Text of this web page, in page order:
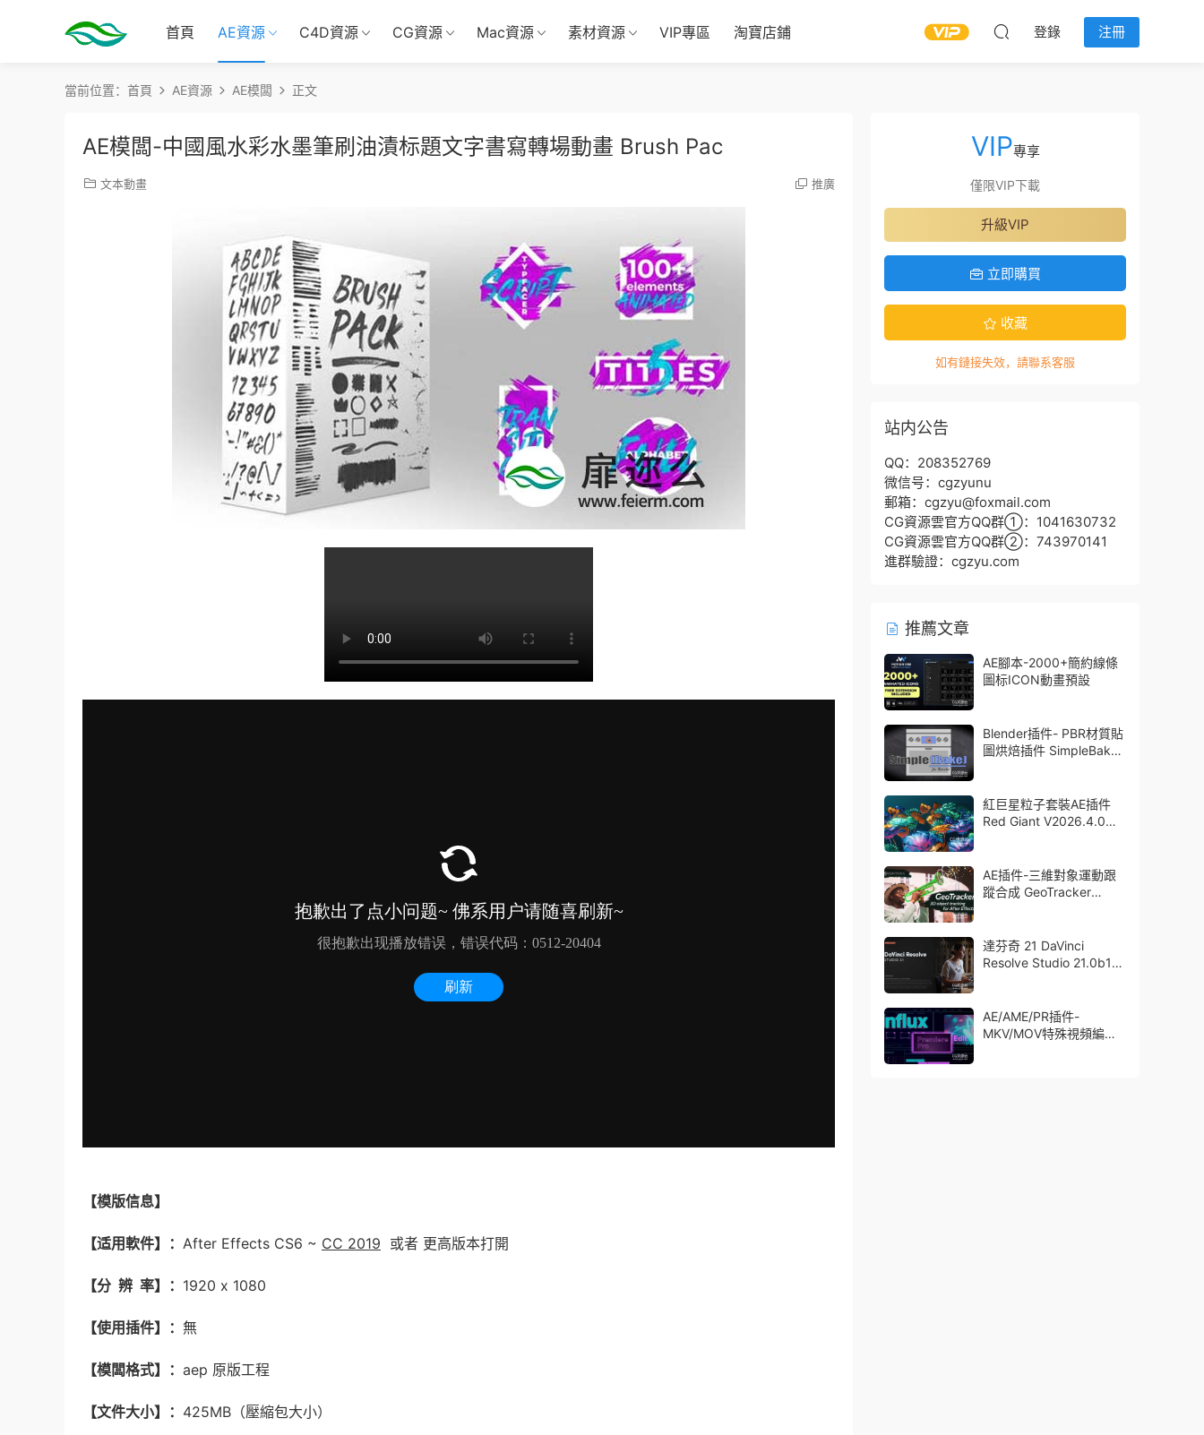
首頁 AE資源 C4D資源 CG資源 Mac資源 素材資源 VIP專區 淘寶店鋪 登錄 注冊
當前位置： 首頁 AE資源 AE模闆 正文
AE模闆-中國風水彩水墨筆刷油漬标題文字書寫轉場動畫 Brush Pac
文本動畫 推廣
【模版信息】
【适用軟件】： After Effects CS6 ~ CC 2019 或者 更高版本打開
【分 辨 率】： 1920 x 1080
【使用插件】： 無
【模闆格式】： aep 原版工程
【文件大小】： 425MB（壓縮包大小）
VIP專享
僅限VIP下載
升級VIP
立即購買
收藏
如有鏈接失效，請聯系客服
站内公告
QQ：208352769
微信号：cgzyunu
郵箱：cgzyu@foxmail.com
CG資源雲官方QQ群①：1041630732
CG資源雲官方QQ群②：743970141
進群驗證：cgzyu.com
推薦文章
AE腳本-2000+簡約線條
圖标ICON動畫預設
Blender插件- PBR材質貼
圖烘焙插件 SimpleBake
紅巨星粒子套裝AE插件
Red Giant V2026.4.0
Bullet + VFX Suit
AE插件-三維對象運動跟
蹤合成 GeoTracker
達芬奇 21 DaVinci
Resolve Studio 21.0b1
AE/AME/PR插件-
MKV/MOV特殊視頻編碼